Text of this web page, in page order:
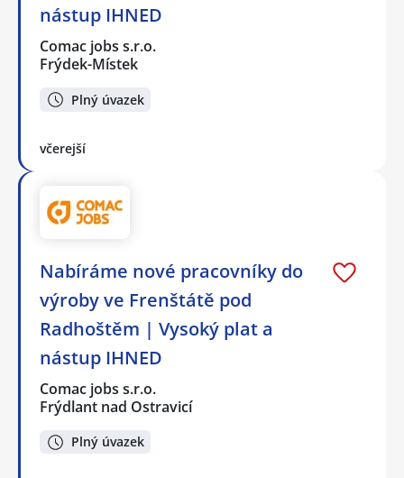
nástup IHNED
Comac jobs s.r.o.
Frýdek-Místek
Plný úvazek
včerejší
Nabíráme nové pracovníky do
výroby ve Frenštátě pod
Radhoštěm | Vysoký plat a
nástup IHNED
Comac jobs s.r.o.
Frýdlant nad Ostravicí
Plný úvazek